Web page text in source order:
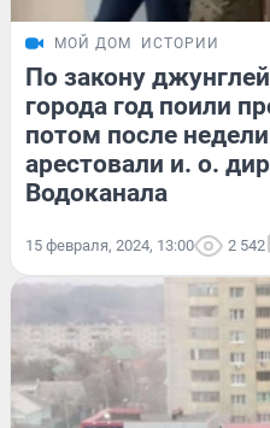
МОЙ ДОМ ИСТОРИИ
По закону
города год поили
потом после
арестовали и. о.
Водоканала
15 февраля, 2024, 13:00 2 542